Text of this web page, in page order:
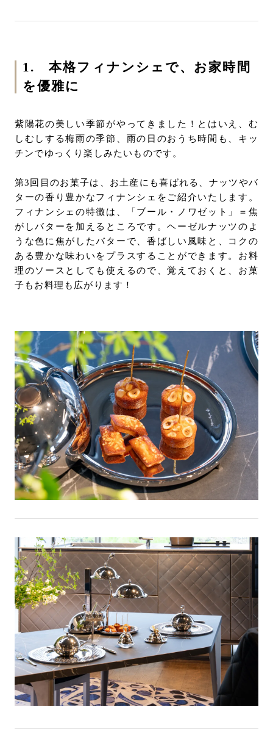
1. 本格フィナンシェで、お家時間
を優雅に
紫陽花の美しい季節がやってきました！とはいえ、む
しむしする梅雨の季節、雨の日のおうち時間も、キッ
チンでゆっくり楽しみたいものです。
第3回目のお菓子は、お土産にも喜ばれる、ナッツやバ
ターの香り豊かなフィナンシェをご紹介いたします。
フィナンシェの特徴は、「ブール・ノワゼット」＝焦
がしバターを加えるところです。ヘーゼルナッツのよ
うな色に焦がしたバターで、香ばしい風味と、コクの
ある豊かな味わいをプラスすることができます。お料
理のソースとしても使えるので、覚えておくと、お菓
子もお料理も広がります！